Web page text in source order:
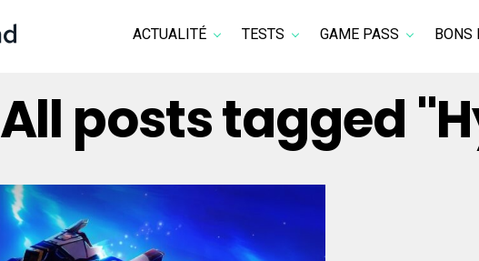
ACTUALITÉ TESTS GAME PASS BONS
All posts tagged